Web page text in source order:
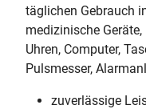
täglichen Gebrauch
medizinische
Uhren, Computer,
Pulsmesser,
zuverlässige